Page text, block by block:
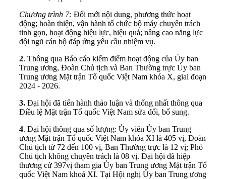
Chương trình 7: Đổi mới nội dung, phương thức hoạt
động; hoàn thiện, vận hành tổ chức bộ máy chuyên trách
tinh gọn, hoạt động hiệu lực, hiệu quả; nâng cao năng lực
đội ngũ cán bộ đáp ứng yêu cầu nhiệm vụ.
2. Thông qua Báo cáo kiểm điểm hoạt động của Ủy ban
Trung ương, Đoàn Chủ tịch và Ban Thường trực Ủy ban
Trung ương Mặt trận Tổ quốc Việt Nam khóa X, giai đoạn
2024 - 2026.
3. Đại hội đã tiến hành thảo luận và thống nhất thông qua
Điều lệ Mặt trận Tổ quốc Việt Nam sửa đổi, bổ sung.
4. Đại hội thông qua số lượng: Ủy viên Ủy ban Trung
ương Mặt trận Tổ quốc Việt Nam khóa XI là 405 vị, Đoàn
Chủ tịch từ 72 đến 100 vị, Ban Thường trực là 12 vị; Phó
Chủ tịch không chuyên trách là 08 vị. Đại hội đã hiệp
thương cử 397vị tham gia Ủy ban Trung ương Mặt trận Tổ
quốc Việt Nam khoá XI. Tại Hội nghị Ủy ban Trung ương